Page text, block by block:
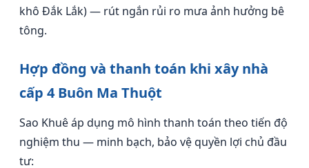
khô Đắk Lắk) — rút ngắn rủi ro mưa ảnh hưởng bê
tông.
Hợp đồng và thanh toán khi xây nhà
cấp 4 Buôn Ma Thuột
Sao Khuê áp dụng mô hình thanh toán theo tiến độ
nghiệm thu — minh bạch, bảo vệ quyền lợi chủ đầu
tư: